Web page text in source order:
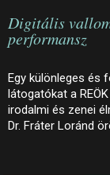
Digitális
performansz
Egy különleges és
látogatókat a
irodalmi és zenei
Dr. Fráter Loránd